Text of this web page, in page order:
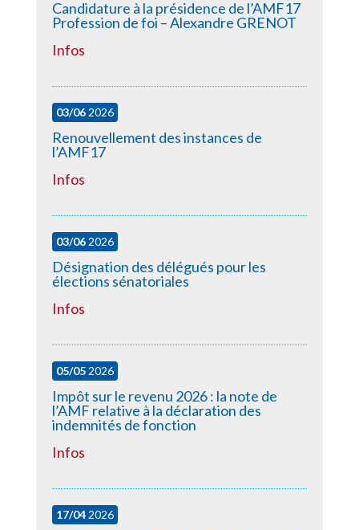
Candidature à la présidence de l’AMF17
Profession de foi – Alexandre GRENOT
Infos
03/062026
Renouvellement des instances de
l’AMF17
Infos
03/062026
Désignation des délégués pour les
élections sénatoriales
Infos
05/052026
Impôt sur le revenu 2026 : la note de
l’AMF relative à la déclaration des
indemnités de fonction
Infos
17/042026